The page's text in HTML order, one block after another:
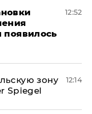
12:52
зону
Spiegel
12:14